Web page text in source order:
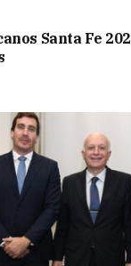
Santa Fe